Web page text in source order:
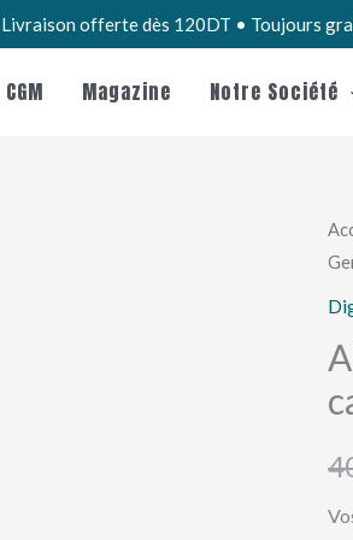
Livraison offerte dès 120DT • Toujours
Magazine Notre Société
de